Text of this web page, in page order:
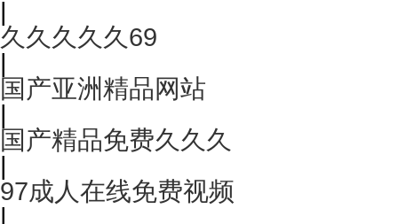
|
久久久久久69
|
国产亚洲精品网站
|
国产精品免费久久久
|
97成人在线免费视频
|